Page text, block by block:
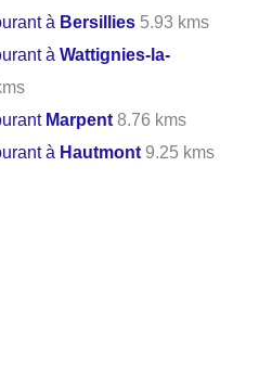
à Bersillies 5.93 kms
àWattignies-la-
Marpent 8.76 kms
à Hautmont 9.25 kms